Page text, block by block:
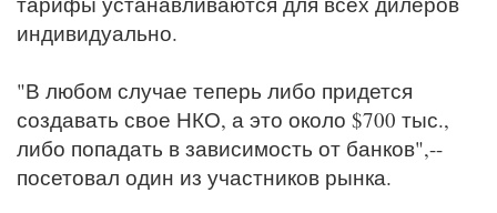
индивидуально.
"В любом случае теперь либо придется
создавать свое НКО, а это около $700 тыс.,
либо попадать в зависимость от банков",--
посетовал один из участников рынка.